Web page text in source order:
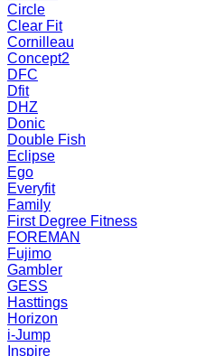
Circle
Clear Fit
Cornilleau
Concept2
DFC
Dfit
DHZ
Donic
Double Fish
Eclipse
Ego
Everyfit
Family
First Degree Fitness
FOREMAN
Fujimo
Gambler
GESS
Hasttings
Horizon
i-Jump
Inspire